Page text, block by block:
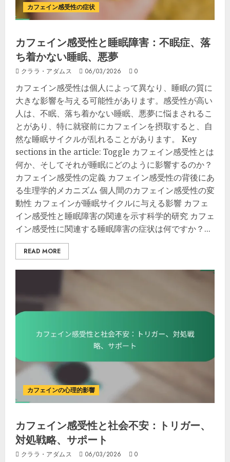
カフェイン感受性の症状
カフェイン感受性と睡眠障害：不眠症、落
ち着かない睡眠、悪夢
クララ・アダムス 06/03/2026 0
カフェイン感受性は個人によって異なり、睡眠の質に
大きな影響を与える可能性があります。感受性が高い
人は、不眠、落ち着かない睡眠、悪夢に悩まされるこ
とがあり、特に就寝前にカフェインを摂取すると、自
然な睡眠サイクルが乱れることがあります。 Key
sections in the article: Toggle カフェイン感受性とは
何か、そしてそれが睡眠にどのように影響するのか？
カフェイン感受性の定義 カフェイン感受性の背後にあ
る生理学的メカニズム 個人間のカフェイン感受性の変
動性 カフェインが睡眠サイクルに与える影響 カフェ
イン感受性と睡眠障害の関連を示す科学的研究 カフェ
イン感受性に関連する睡眠障害の症状は何ですか？...
READ MORE
カフェインの心理的影響
カフェイン感受性と社会不安：トリガー、
対処戦略、サポート
クララ・アダムス 06/03/2026 0